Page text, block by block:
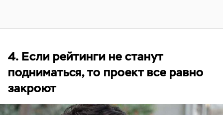
4. Если рейтинги не станут
подниматься, то проект все равно
закроют